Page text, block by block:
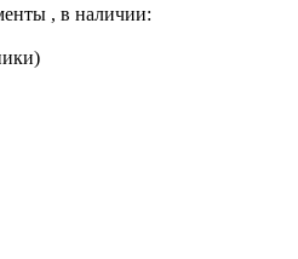
, в наличии: